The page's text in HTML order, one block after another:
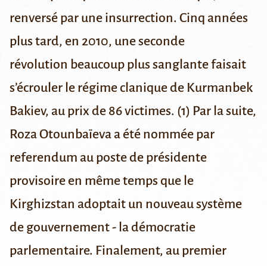
renversé par une insurrection. Cinq années
plus tard, en 2010, une seconde
révolution beaucoup plus sanglante faisait
s’écrouler le régime clanique de Kurmanbek
Bakiev, au prix de 86 victimes. (1) Par la suite,
Roza Otounbaïeva a été nommée par
referendum au poste de présidente
provisoire en même temps que le
Kirghizstan adoptait un nouveau système
de gouvernement - la démocratie
parlementaire. Finalement, au premier